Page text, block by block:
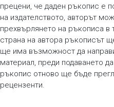
прецени, че даден ръкопис е
на издателството, авторът
прехвърлянето на ръкописа в
страна на автора ръкописът
ще има възможност да
материал, преди подаването
ръкопис отново ще бъде
рецензенти.